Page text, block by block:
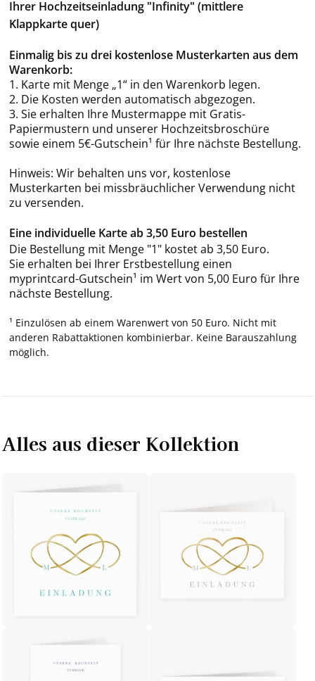
Ihrer Hochzeitseinladung "Infinity" (mittlere
Klappkarte quer)
Einmalig bis zu drei kostenlose Musterkarten aus dem
Warenkorb:
1. Karte mit Menge „1“ in den Warenkorb legen.
2. Die Kosten werden automatisch abgezogen.
3. Sie erhalten Ihre Mustermappe mit Gratis-
Papiermustern und unserer Hochzeitsbroschüre
sowie einem 5€-Gutschein¹ für Ihre nächste Bestellung.
Hinweis: Wir behalten uns vor, kostenlose
Musterkarten bei missbräuchlicher Verwendung nicht
zu versenden.
Eine individuelle Karte ab 3,50 Euro bestellen
Die Bestellung mit Menge "1" kostet ab 3,50 Euro.
Sie erhalten bei Ihrer Erstbestellung einen
myprintcard-Gutschein¹ im Wert von 5,00 Euro für Ihre
nächste Bestellung.
¹ Einzulösen ab einem Warenwert von 50 Euro. Nicht mit
anderen Rabattaktionen kombinierbar. Keine Barauszahlung
möglich.
Alles aus dieser Kollektion